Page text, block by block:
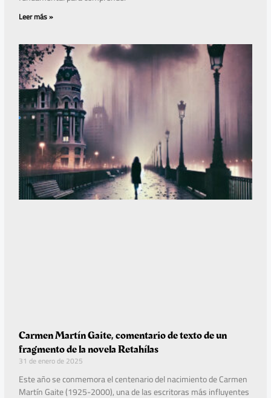
Leer más »
Carmen Martín Gaite, comentario de texto de un
fragmento de la novela Retahílas
31 de enero de 2025
Este año se conmemora el centenario del nacimiento de Carmen
Martín Gaite (1925-2000), una de las escritoras más influyentes